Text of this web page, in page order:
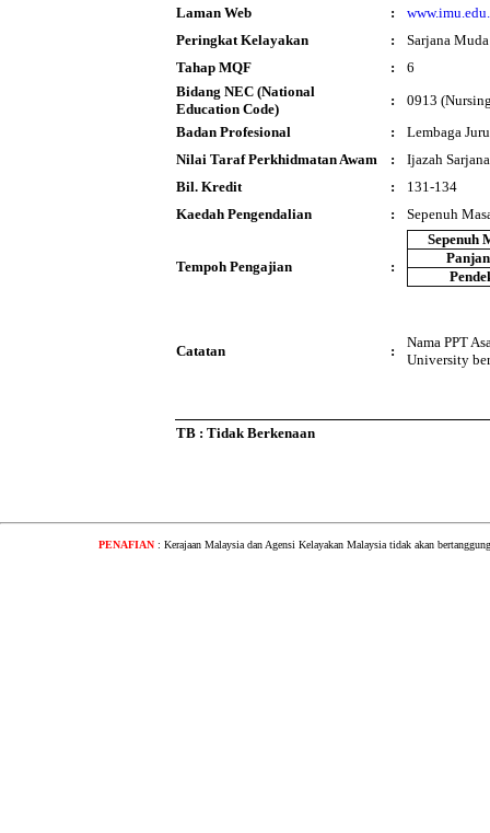
Laman Web
:
Peringkat Kelayakan
:
Sarjana Muda
Tahap MQF
:
6
Bidang NEC (National
Education Code)
:
0913
Badan Profesional
:
Lembaga
Nilai Taraf Perkhidmatan Awam
:
Ijazah
Bil. Kredit
:
131-134
Kaedah Pengendalian
: Sepenuh
Tempoh Pengajian :
Sepenuh
Catatan :
Nama PPT
University
TB : Tidak Berkenaan
PENAFIAN : Kerajaan Malaysia dan Agensi Kelayakan Malaysia tidak akan